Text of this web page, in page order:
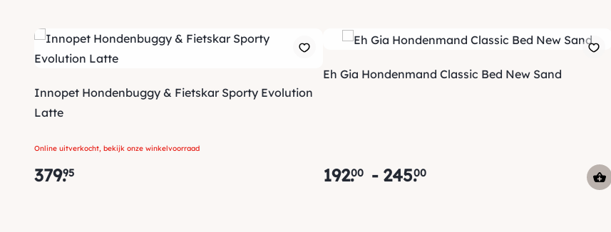
Innopet Hondenbuggy & Fietskar Sporty Evolution
Latte
Online uitverkocht, bekijk onze winkelvoorraad
379.95
Eh Gia Hondenmand Classic Bed New Sand
192.00 - 245.
00